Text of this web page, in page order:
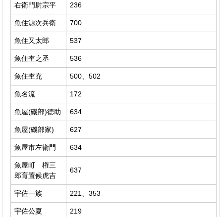
右衛門尉宗平 236
魚住源次兵衛 700
魚住又太郎 537
魚住杢之丞 536
魚住杢充 500、502
魚名流 172
魚屋(磯部)徳助 634
魚屋(磯部家) 627
魚屋市左衛門 634
魚屋町 権三
郎育置候虎吉
637
宇佐一族 221、353
宇佐公夏 219